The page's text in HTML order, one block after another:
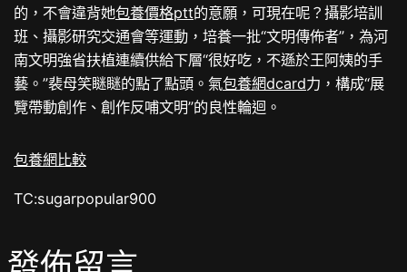
的，不會違背她包養價格ptt的意願，可現在呢？攝影培訓
班、攝影研究交通會等運動，培養一批“文明傳佈者”，為河
南文明強省扶植連續供給下層“很好吃，不遜於王阿姨的手
藝。”裴母笑瞇瞇的點了點頭。氣包養網dcard力，構成“展
覽帶動創作、創作反哺文明”的良性輪迴。
包養網比較
TC:sugarpopular900